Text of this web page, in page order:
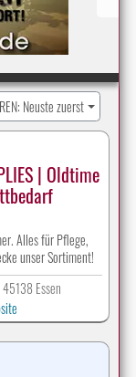
Neuste zuerst
| Oldtime
Alles für Pflege,
unser Sortiment!
Essen